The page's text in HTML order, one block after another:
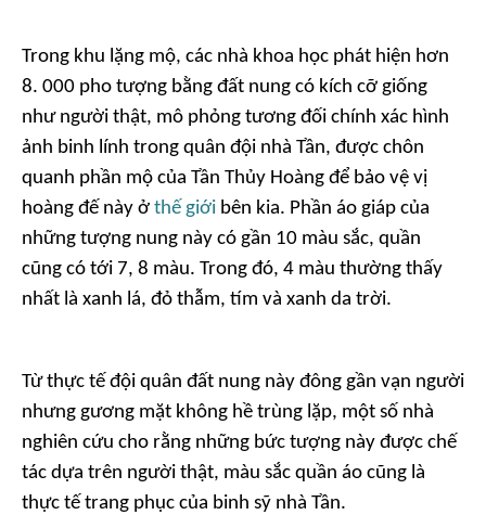
Trong khu lặng mộ, các nhà khoa học phát hiện hơn
8. 000 pho tượng bằng đất nung có kích cỡ giống
như người thật, mô phỏng tương đối chính xác hình
ảnh binh lính trong quân đội nhà Tần, được chôn
quanh phần mộ của Tần Thủy Hoàng để bảo vệ vị
hoàng đế này ở thế giới bên kia. Phần áo giáp của
những tượng nung này có gần 10 màu sắc, quần
cũng có tới 7, 8 màu. Trong đó, 4 màu thường thấy
nhất là xanh lá, đỏ thẫm, tím và xanh da trời.
Từ thực tế đội quân đất nung này đông gần vạn người
nhưng gương mặt không hề trùng lặp, một số nhà
nghiên cứu cho rằng những bức tượng này được chế
tác dựa trên người thật, màu sắc quần áo cũng là
thực tế trang phục của binh sỹ nhà Tần.